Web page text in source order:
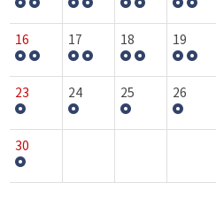
16 17 18 19
23 24 25 26
30